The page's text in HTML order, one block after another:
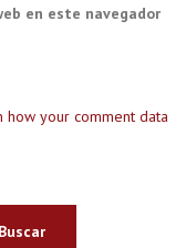
en este navegador
how your comment data